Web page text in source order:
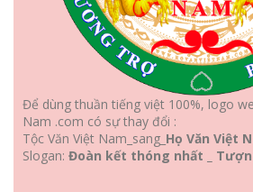
Để dùng thuần tiếng việt 100%, logo
Nam .com có sự thay đổi :
Tộc Văn Việt Nam_sang_ Họ Văn Việt
Slogan: Đoàn kết thóng nhất _